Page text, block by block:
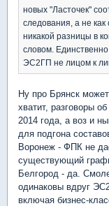
новых "Ласточек"
следования, а не
никакой разницы в
словом.
ЭС2ГП не лицом к
Ну про Брянск
хватит, разговоры
2014 года, а воз и
для подгона
Воронеж - ФПК не
существующий
Белгород - да.
одинаковы вдруг
включая бизнес-